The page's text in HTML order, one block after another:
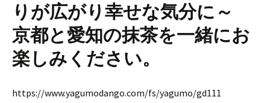
りが広がり幸せな気分に～
京都と愛知の抹茶を一緒にお
楽しみください。
https://www.yagumodango.com/fs/yagumo/gd111